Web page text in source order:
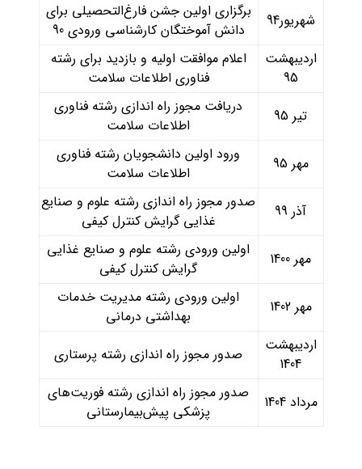
شهریور94
برگزاری اولین جشن فارغ‌التحصیلی برای
دانش آموختگان کارشناسی ورودی 90
اردیبهشت
95
اعلام موافقت اولیه و بازدید برای رشته
فناوری اطلاعات سلامت
تیر 95
دریافت مجوز راه اندازی رشته فناوری
اطلاعات سلامت
مهر 95
ورود اولین دانشجویان رشته فناوری
اطلاعات سلامت
آذر 99
صدور مجوز راه اندازی رشته علوم و صنایع
غذایی گرایش کنترل کیفی
مهر 1400
اولین ورودی رشته علوم و صنایع غذایی
گرایش کنترل کیفی
مهر 1402
اولین ورودی رشته مدیریت خدمات
بهداشتی درمانی
اردیبهشت
1404
صدور مجوز راه اندازی رشته پرستاری
مرداد 1404
صدور مجوز راه اندازی رشته فوریت‌های
پزشکی پیش‌بیمارستانی